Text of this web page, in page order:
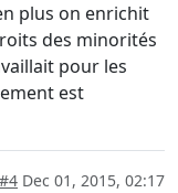
plus on enrichit
des minorités
pour les
est
#4 Dec 01, 2015, 02:17